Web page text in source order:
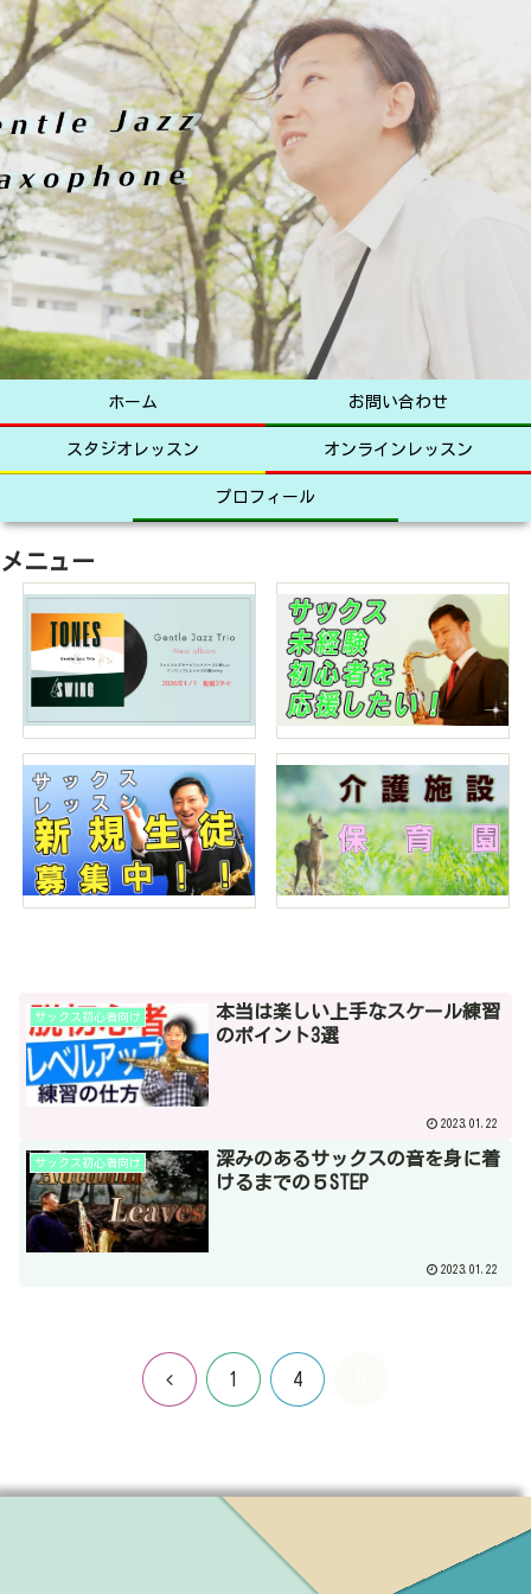
ホーム お問い合わせ
スタジオレッスン オンラインレッスン
プロフィール
メニュー
サックス初心者向け
本当は楽しい上手なスケール練習
のポイント3選
2023.01.22
サックス初心者向け
深みのあるサックスの音を身に着
けるまでの５STEP
2023.01.22
前 1 4